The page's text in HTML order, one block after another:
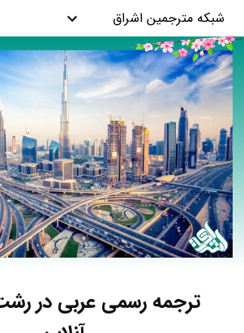
شبکه مترجمین اشراق
ترجمه رسمی عربی در